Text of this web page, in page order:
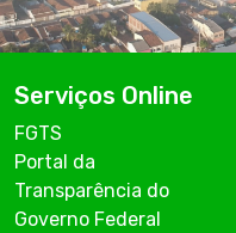
Serviços Online
FGTS
Portal da
Transparência do
Governo Federal